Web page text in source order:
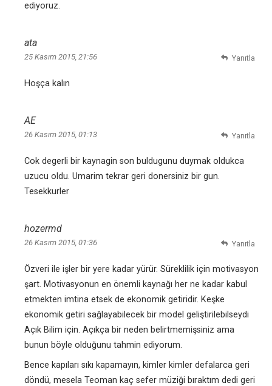
ediyoruz.
ata
25 Kasım 2015, 21:56
Hoşça kalın
Yanıtla
AE
26 Kasım 2015, 01:13
Cok degerli bir kaynagin son buldugunu duymak oldukca
uzucu oldu. Umarim tekrar geri donersiniz bir gun.
Tesekkurler
Yanıtla
hozermd
26 Kasım 2015, 01:36
Özveri ile işler bir yere kadar yürür. Süreklilik için motivasyon
şart. Motivasyonun en önemli kaynağı her ne kadar kabul
etmekten imtina etsek de ekonomik getiridir. Keşke
ekonomik getiri sağlayabilecek bir model geliştirilebilseydi
Açık Bilim için. Açıkça bir neden belirtmemişsiniz ama
bunun böyle olduğunu tahmin ediyorum.
Bence kapıları sıkı kapamayın, kimler kimler defalarca geri
döndü, mesela Teoman kaç sefer müziği bıraktım dedi geri
Yanıtla